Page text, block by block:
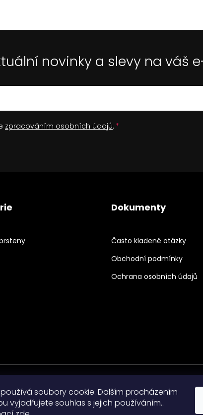
soubory cookie. Dalším procházením
vyjadřujete souhlas s jejich používáním..
novinky a slevy na váš
zpracováním osobních údajů.
Dokumenty
Často kladené otázky
Obchodní podmínky
Ochrana osobních údajů